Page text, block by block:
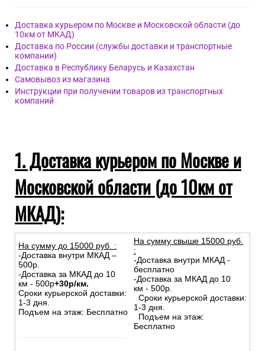
Доставка курьером по Москве и Московской области (до
10км от МКАД)
Доставка по России (службы доставки и транспортные
компании)
Доставка в Республику Беларусь и Казахстан
Самовывоз из магазина
Инструкции при получении товаров из транспортных
компаний
1. Доставка курьером по Москве и
Московской области (до 10км от
МКАД):
На сумму до 15000 руб. :
-Доставка внутри МКАД –
500р.
-Доставка за МКАД до 10
км - 500р+30р/км.
Сроки курьерской доставки:
1-3 дня.
Подъем на этаж: Бесплатно
На сумму свыше 15000 руб.
:
-Доставка внутри МКАД -
бесплатно
-Доставка за МКАД до 10
км - 500р.
Сроки курьерской доставки:
1-3 дня.
Подъем на этаж:
Бесплатно